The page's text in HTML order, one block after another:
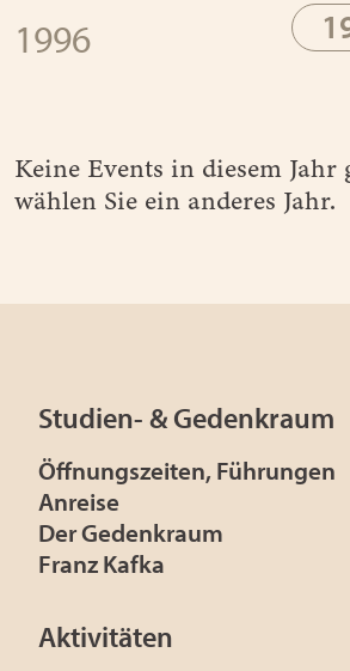
1996
Keine Events in diesem Jahr
wählen Sie ein anderes Jahr.
Studien- & Gedenkraum
Öffnungszeiten, Führungen
Anreise
Der Gedenkraum
Franz Kafka
Aktivitäten